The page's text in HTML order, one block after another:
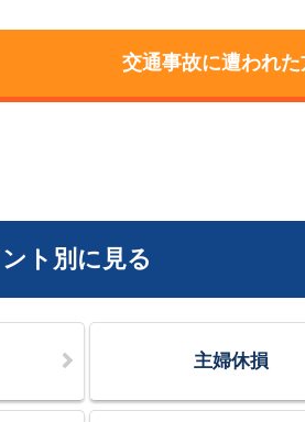
交通事故に遭われた
ト別に見る
主婦休損